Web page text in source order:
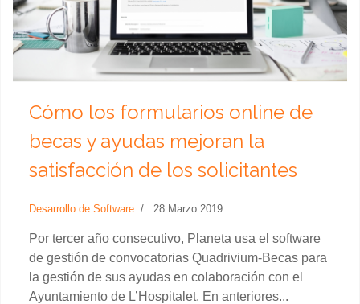
Cómo los formularios online de
becas y ayudas mejoran la
satisfacción de los solicitantes
Desarrollo de Software 28 Marzo 2019
Por tercer año consecutivo, Planeta usa el software
de gestión de convocatorias Quadrivium-Becas para
la gestión de sus ayudas en colaboración con el
Ayuntamiento de L’Hospitalet. En anteriores...